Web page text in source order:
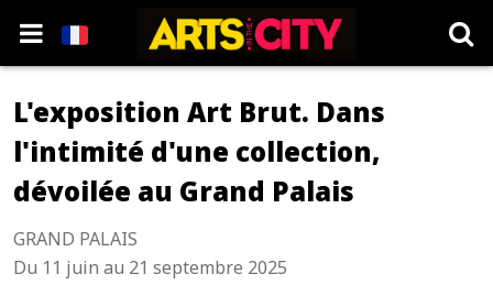
L'exposition Art Brut. Dans
l'intimité d'une collection,
dévoilée au Grand Palais
GRAND PALAIS
Du 11 juin au 21 septembre 2025